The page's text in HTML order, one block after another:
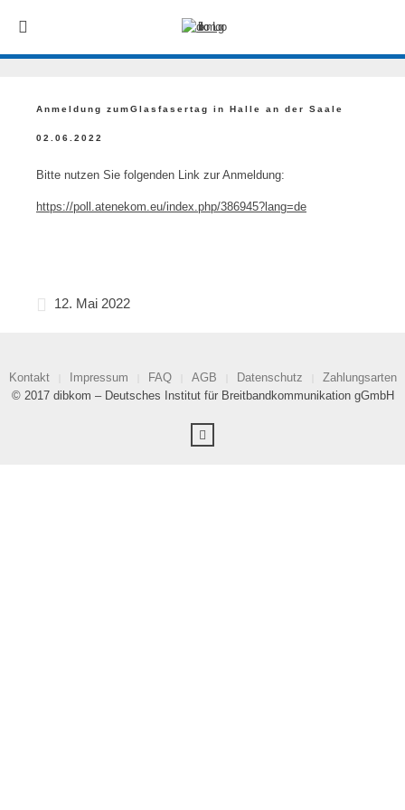
Anmeldung zumGlasfasertag in Halle an der Saale
02.06.2022
Bitte nutzen Sie folgenden Link zur Anmeldung:
https://poll.atenekom.eu/index.php/386945?lang=de
12. Mai 2022
Kontakt Impressum FAQ AGB Datenschutz
Zahlungsarten
© 2017 dibkom – Deutsches Institut für Breitbandkommunikation gGmbH